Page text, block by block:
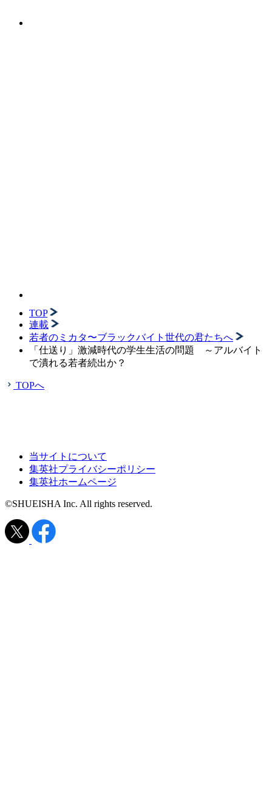
TOP
連載
若者のミカタ〜ブラックバイト世代の君たちへ
「仕送り」激減時代の学生生活の問題 ～アルバイト
で潰れる若者続出か？
TOPへ
当サイトについて
集英社プライバシーポリシー
集英社ホームページ
©SHUEISHA Inc. All rights reserved.